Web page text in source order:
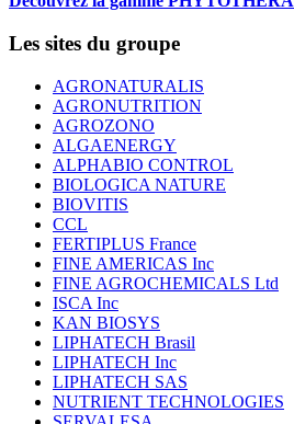
Les sites du groupe
AGRONATURALIS
AGRONUTRITION
AGROZONO
ALGAENERGY
ALPHABIO CONTROL
BIOLOGICA NATURE
BIOVITIS
CCL
FERTIPLUS France
FINE AMERICAS Inc
FINE AGROCHEMICALS Ltd
ISCA Inc
KAN BIOSYS
LIPHATECH Brasil
LIPHATECH Inc
LIPHATECH SAS
NUTRIENT TECHNOLOGIES